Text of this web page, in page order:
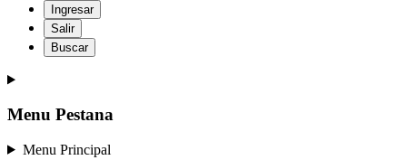
Ingresar
Salir
Buscar
Menu Pestana
Menu Principal